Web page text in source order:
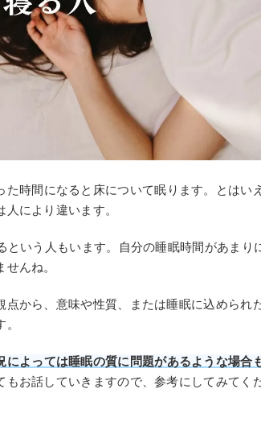
た時間になると床について眠ります。とはい
により違います。
いう人もいます。自分の睡眠時間があまり
んね。
から、意味や性質、または睡眠に込められ
によっては睡眠の質に問題があるような場合
お話していきますので、参考にしてみてく